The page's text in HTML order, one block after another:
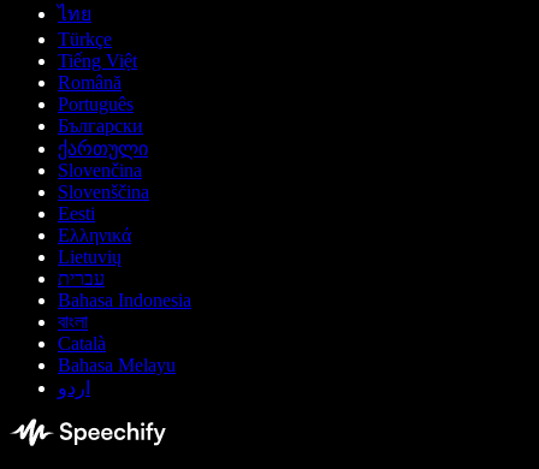
ไทย
Türkçe
Tiếng Việt
Română
Português
Български
ქართული
Slovenčina
Slovenščina
Eesti
Ελληνικά
Lietuvių
עברית
Bahasa Indonesia
বাংলা
Català
Bahasa Melayu
اردو